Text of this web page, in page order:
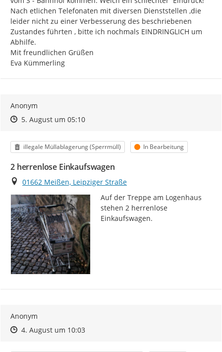
Nach etlichen Telefonaten mit diversen Dienststellen ,die
leider nicht zu einer Verbesserung des beschriebenen
Zustandes führten , bitte ich nochmals EINDRINGLICH um
Abhilfe.
Mit freundlichen Grüßen
Eva Kümmerling
Anonym
Zeitpunkt des Erstellens
Zeitpunkt des Erstellens
5. August um 05:10Zur Äußerung
Kategorie
illegale Müllablagerung (Sperrmüll) Status
In Bearbeitung
2 herrenlose Einkaufswagen
Ort
01662 Meißen, Leipziger Straße
Auf der Treppe am Logenhaus
stehen 2 herrenlose
Einkaufswagen.
Anonym
Zeitpunkt des Erstellens
Zeitpunkt des Erstellens
4. August um 10:03Zur Äußerung